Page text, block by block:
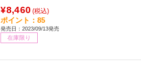
¥8,460 (税込)
ポイント：85
発売日：2023/09/13発売
在庫限り